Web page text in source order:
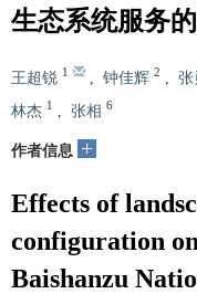
生态系统服务
王超锐 1 钟佳辉 2 张
林杰 1 张相 6
作者信息 +
Effects of
configuration
Baishanzu